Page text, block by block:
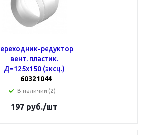
редуктор
вент. пластик.
Д=125х150 (эксц.)
60321044
В наличии (2)
197 руб./шт